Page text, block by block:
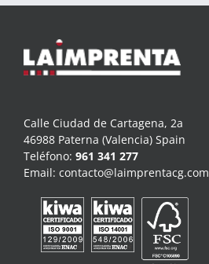
Calle Ciudad de Cartagena, 2a
46988 Paterna (Valencia) Spain
Teléfono: 961 341 277
Email: contacto@laimprentacg.com